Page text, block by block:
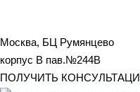
Москва, БЦ Румянцево
корпус B пав.№244B
ПОЛУЧИТЬ